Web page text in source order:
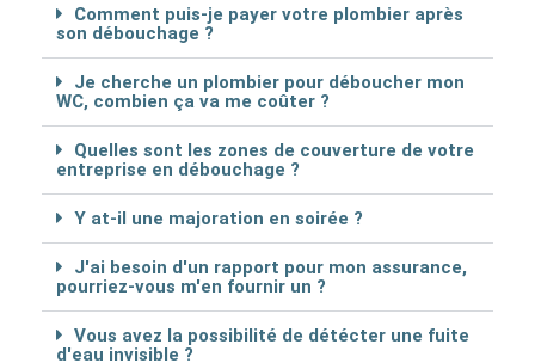
Comment puis-je payer votre plombier après
son débouchage ?
Je cherche un plombier pour déboucher mon
WC, combien ça va me coûter ?
Quelles sont les zones de couverture de votre
entreprise en débouchage ?
Y at-il une majoration en soirée ?
J'ai besoin d'un rapport pour mon assurance,
pourriez-vous m'en fournir un ?
Vous avez la possibilité de détécter une fuite
d'eau invisible ?